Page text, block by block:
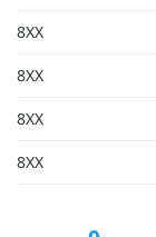
8XX
8XX
8XX
8XX